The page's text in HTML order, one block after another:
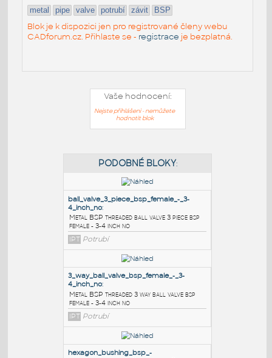
metal pipe valve potrubí závit BSP
Blok je k dispozici jen pro registrované členy webu
CADforum.cz. Přihlaste se - registrace je bezplatná.
Vaše hodnocení:
Nejste přihlášeni - nemůžete
hodnotit blok
PODOBNÉ BLOKY
ball_valve_3_piece_bsp_female_-_3-
4_inch_no
Metal BSP threaded ball valve 3 piece bsp
female - 3-4 inch no
IPT Potrubí